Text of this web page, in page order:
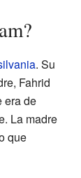
. Su
Fahrid
era de
La madre
que